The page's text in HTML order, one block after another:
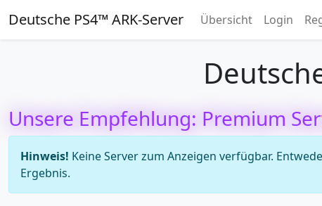
Deutsche PS4™ ARK-Server Übersicht Login
Unsere Empfehlung: Premium
Hinweis! Keine Server zum Anzeigen verfügbar.
Ergebnis.